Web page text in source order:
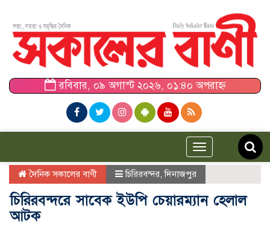
রবিবার, ০৯ অগাস্ট ২০২৬, ০১:৪০ অপরাহ্ন
Toggle
navigation
দৈনিক সকালের বাণী চিরিরবন্দর ,দিনাজপুর
চিরিরবন্দরে সাবেক ইউপি চেয়ারম্যান হেলাল
আটক